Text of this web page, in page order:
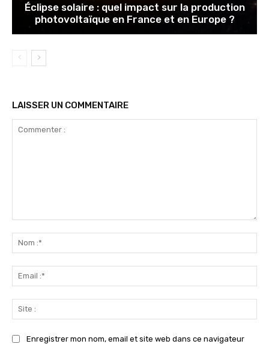
Éclipse solaire : quel impact sur la production
photovoltaïque en France et en Europe ?
LAISSER UN COMMENTAIRE
Enregistrer mon nom, email et site web dans ce navigateur